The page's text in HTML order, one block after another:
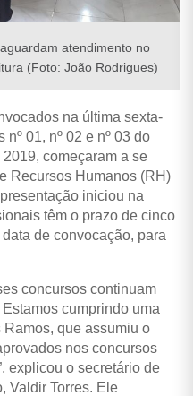
atendimento no
(Foto: João Rodrigues)
na última sexta-
01, nº 02 e nº 03 do
começaram a se
Recursos Humanos (RH)
iniciou na
têm o prazo de cinco
de convocação, para
concursos continuam
cumprindo uma
que assumiu o
nos concursos
explicou o secretário de
Valdir Torres. Ele